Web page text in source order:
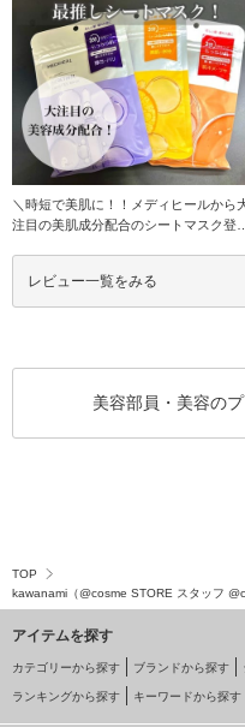
＼時短で美肌に！！メディヒールから
注目の美肌成分配合のシートマスク登
レビュー一覧をみる
美容部員・美容の
TOP
kawanami（@cosme STORE スタッフ
アイテムを探す
カテゴリーから探す ブランドから探す
ランキングから探す キーワードから探す